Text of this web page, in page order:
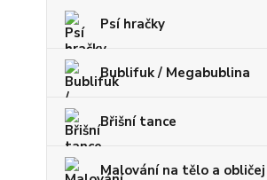
Psí hračky
Bublifuk / Megabublina
Břišní tance
Malování na tělo a obličej